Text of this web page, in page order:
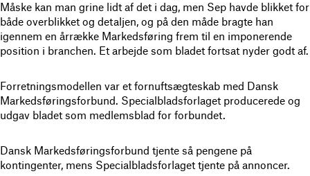
Måske kan man grine lidt af det i dag, men Sep havde blikket for
både overblikket og detaljen, og på den måde bragte han
igennem en årrække Markedsføring frem til en imponerende
position i branchen. Et arbejde som bladet fortsat nyder godt af.
Forretningsmodellen var et fornuftsægteskab med Dansk
Markedsføringsforbund. Specialbladsforlaget producerede og
udgav bladet som medlemsblad for forbundet.
Dansk Markedsføringsforbund tjente så pengene på
kontingenter, mens Specialbladsforlaget tjente på annoncer.